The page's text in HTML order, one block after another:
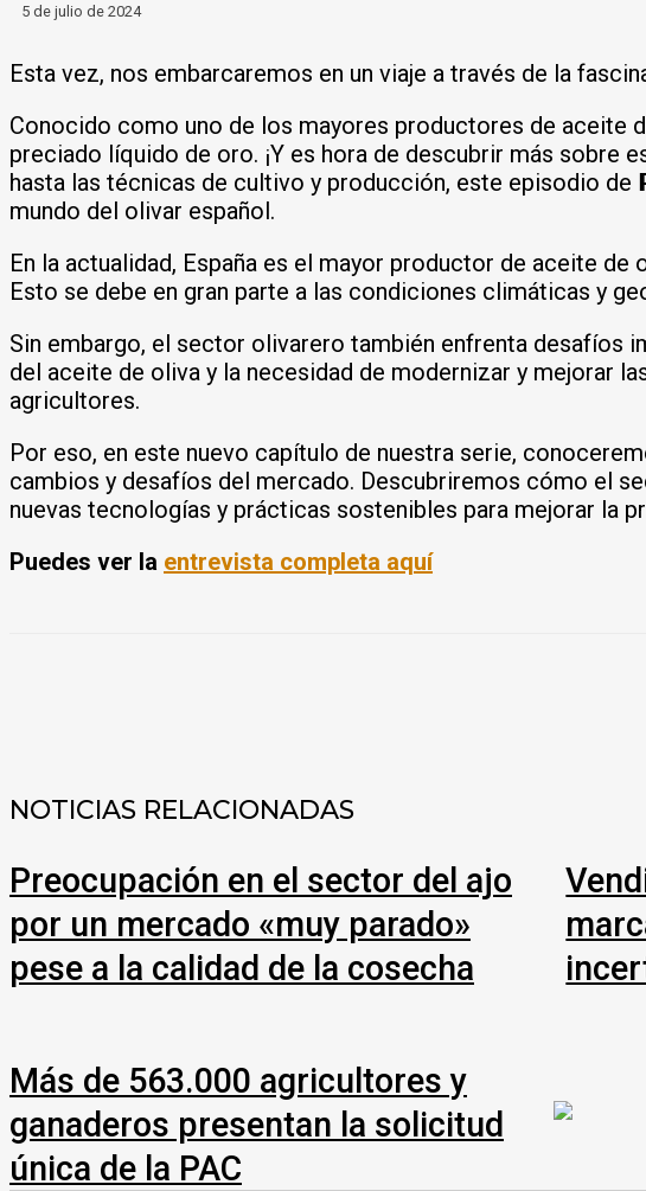
5 de julio de 2024
Esta vez, nos embarcaremos en un viaje a través de la
Conocido como uno de los mayores productores de aceite
preciado líquido de oro. ¡Y es hora de descubrir más sobre
hasta las técnicas de cultivo y producción, este
mundo del olivar español.
En la actualidad, España es el mayor productor de aceite
Esto se debe en gran parte a las condiciones climáticas y
Sin embargo, el sector olivarero también enfrenta desafíos
del aceite de oliva y la necesidad de modernizar y mejorar
agricultores.
Por eso, en este nuevo capítulo de nuestra serie,
cambios y desafíos del mercado. Descubriremos cómo el
nuevas tecnologías y prácticas sostenibles para mejorar la
Puedes ver la entrevista completa aquí
NOTICIAS RELACIONADAS
Preocupación en el sector del ajo
por un mercado «muy parado»
pese a la calidad de la cosecha
Más de 563.000 agricultores y
ganaderos presentan la solicitud
única de la PAC